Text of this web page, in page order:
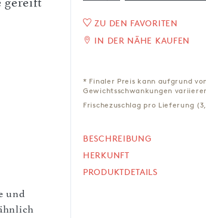
VORBESTELLEN BIS MONTAG 10
AUGUST
177,00 € *
59,00 € / Kg
+
-
ZU DEN FAVORITEN
IN DER NÄHE KAUFEN
* Finaler Preis kann aufgrund
Gewichtsschwankungen
Frischezuschlag pro Lieferung
BESCHREIBUNG
HERKUNFT
PRODUKTDETAILS
und